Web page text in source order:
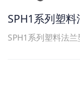
SPH1系列塑
SPH1系列塑料法